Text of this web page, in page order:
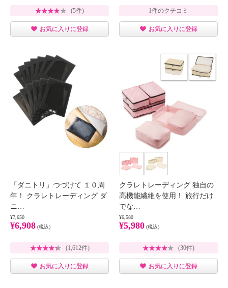
(5件)
お気に入りに登録
1件のクチコミ
お気に入りに登録
「ダニトリ」つづけて １０周
年！ クラレトレーディング ダ
ニ…
¥7,650
¥6,908 (税込)
(1,612件)
お気に入りに登録
クラレトレーディング 独自の
高機能繊維を使用！ 旅行だけ
でな…
¥6,580
¥5,980 (税込)
(30件)
お気に入りに登録